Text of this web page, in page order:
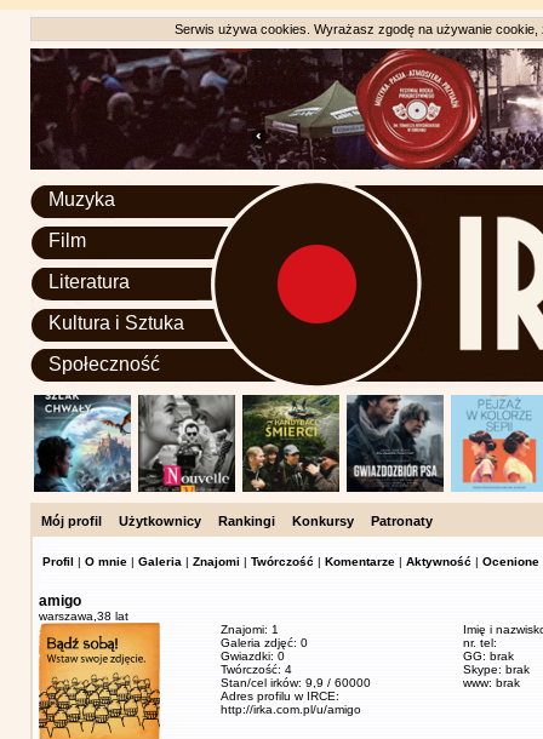
Serwis używa cookies. Wyrażasz zgodę na używanie
Muzyka
Film
Literatura
Kultura i Sztuka
Społeczność
Mój profil Użytkownicy Rankingi Konkursy Patronaty
Profil | O mnie | Galeria | Znajomi | Twórczość | Komentarze | Aktywność | Ocenione
amigo
warszawa, 38 lat
Znajomi: 1
Galeria zdjęć: 0
Gwiazdki: 0
Twórczość: 4
Stan/cel irków: 9,9 / 60000
Adres profilu w IRCE:
http://irka.com.pl/u/amigo
Imię i
nr. tel:
GG: brak
Skype: brak
www: brak